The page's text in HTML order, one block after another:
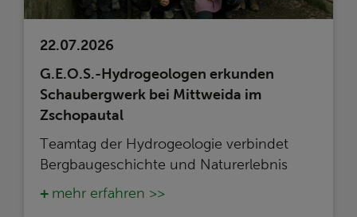
22.07.2026
G.E.O.S.-Hydrogeologen erkunden
Schaubergwerk bei Mittweida im
Zschopautal
Teamtag der Hydrogeologie verbindet
Bergbaugeschichte und Naturerlebnis
mehr erfahren >>